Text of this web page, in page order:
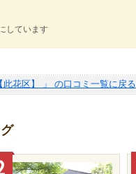
しています
此花区】 」 の口コミ一覧に戻る